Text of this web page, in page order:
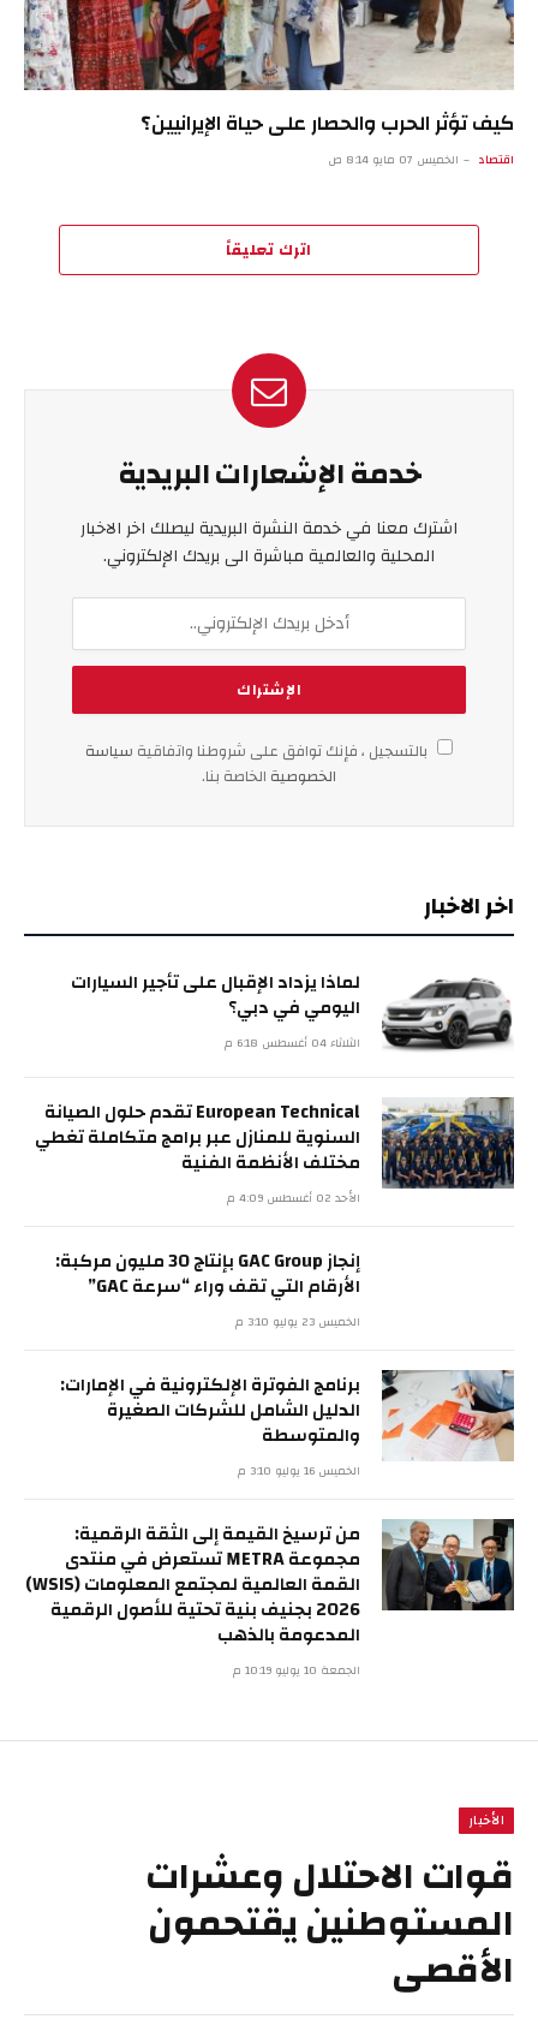
كيف تؤثر الحرب والحصار على حياة الإيرانيين؟
اقتصاد الخميس 07 مايو 8:14 ص
اترك تعليقاً
خدمة الإشعارات البريدية
اشترك معنا في خدمة النشرة البريدية ليصلك اخر الاخبار
المحلية والعالمية مباشرة الى بريدك الإلكتروني.
بالتسجيل ، فإنك توافق على شروطنا واتفاقية سياسة
الخصوصية الخاصة بنا.
اخر الاخبار
لماذا يزداد الإقبال على تأجير السيارات
اليومي في دبي؟
الثلاثاء 04 أغسطس 6:18 م
European Technical تقدم حلول الصيانة
السنوية للمنازل عبر برامج متكاملة تغطي
مختلف الأنظمة الفنية
الأحد 02 أغسطس 4:09 م
إنجاز GAC Group بإنتاج 30 مليون مركبة:
الأرقام التي تقف وراء “سرعة GAC”
الخميس 23 يوليو 3:10 م
برنامج الفوترة الإلكترونية في الإمارات:
الدليل الشامل للشركات الصغيرة
والمتوسطة
الخميس 16 يوليو 3:10 م
من ترسيخ القيمة إلى الثقة الرقمية:
مجموعة METRA تستعرض في منتدى
القمة العالمية لمجتمع المعلومات (WSIS)
2026 بجنيف بنية تحتية للأصول الرقمية
المدعومة بالذهب
الجمعة 10 يوليو 10:19 م
الأخبار
قوات الاحتلال وعشرات
المستوطنين يقتحمون
الأقصى